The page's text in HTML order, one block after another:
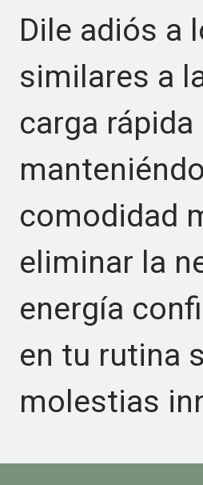
Dile adiós a
similares a
carga
comodidad
eliminar la
energía
en tu rutina
molestias